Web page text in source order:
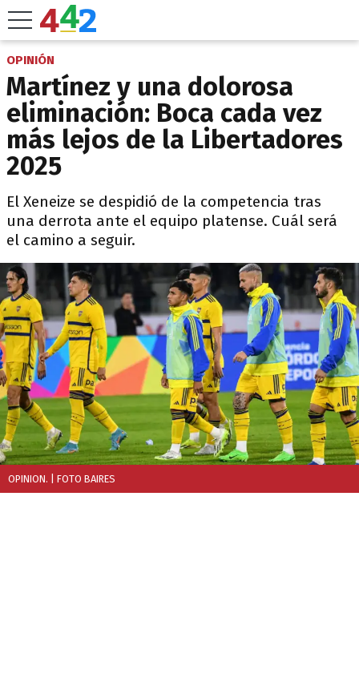
OPINIÓN
Martínez y una dolorosa
eliminación: Boca cada vez
más lejos de la Libertadores
2025
El Xeneize se despidió de la competencia tras
una derrota ante el equipo platense. Cuál será
el camino a seguir.
OPINION. | FOTO BAIRES